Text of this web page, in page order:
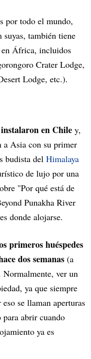
por todo el mundo,
suyas, también tiene
en África, incluidos
Crater Lodge,
Lodge, etc.).
en Chile y,
a Asia con su primer
budista del Himalaya
de lujo por una
"Por qué está de
Punakha River
donde alojarse.
primeros huéspedes
dos semanas (a
ver un
ya que siempre
se llaman aperturas
para abrir cuando
ya es